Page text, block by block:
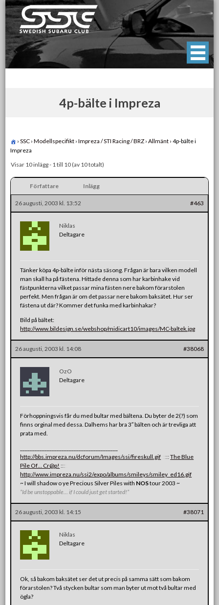
Skip
to
content
Swedish Subaru Club
För oss som älskar Subaru!
4p-bälte i Impreza
› SSC › Modellspecifikt › Impreza / STI Racing / BRZ › Allmänt › 4p-bälte i
Impreza
Visar 10 inlägg - 1 till 10 (av 10 totalt)
Författare Inlägg
26 augusti, 2003 kl. 13:52 #463
Niklas
Deltagare
Tänker köpa 4p-bälte inför nästa säsong. Frågan är bara vilken modell
man skall ha på fästena. Hittade denna som har karbinhake vid
fästpunkterna vilket passar mina fästen nere bakom förarstolen
perfekt. Men frågan är om det passar nere bakom baksätet. Hur ser
fästena ut där? Kommer det funka med karbinhakar?
Bild på bältet:
http://www.bildesign.se/webshop/midicart10/images/MC-baltek.jpg
26 augusti, 2003 kl. 14:08 #38068
OzO
Deltagare
Förhoppningsvis får du med bultar med bältena. Du byter de 2(?) som
finns orginal med dessa. Dalhems har bra 3″ bälten och är trevliga att
prata med.
http://bbs.impreza.nu/dcforum/Images/ssi/fireskull.gif ::::The Blue
Pile Of… Cr@p! ::::
http://www.impreza.nu/ssi2/expo/albums/smileys/smiley_ed16.gif
~ I will shadow o ye Precious Silver Piles with NOStour 2003 ~
”Id be unstoppable… if I could just get started!”
26 augusti, 2003 kl. 14:15 #38071
Niklas
Deltagare
Ok, så bakom baksätet ser det ut precis på samma sätt som bakom
förarstolen? Två stycken bultar som man byter ut mot två bultar med
ögla?